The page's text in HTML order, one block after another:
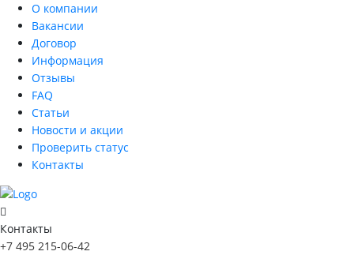
О компании
Вакансии
Договор
Информация
Отзывы
FAQ
Статьи
Новости и акции
Проверить статус
Контакты
Контакты
+7 495 215-06-42